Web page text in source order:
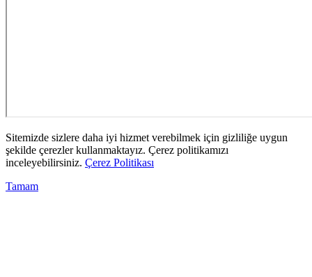
Sitemizde sizlere daha iyi hizmet verebilmek için gizliliğe uygun
şekilde çerezler kullanmaktayız. Çerez politikamızı
inceleyebilirsiniz. Çerez Politikası
Tamam